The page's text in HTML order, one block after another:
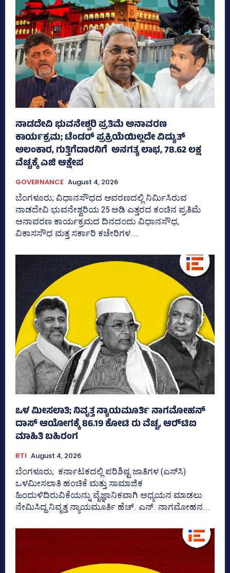
ನಾಡದೇವಿ ಭುವನೇಶ್ವರಿ ಪ್ರತಿಮೆ ಅನಾವರಣ
ಕಾರ್ಯಕ್ರಮ; ಟೆಂಡರ್ ಪ್ರಕ್ರಿಯೆಯಿಲ್ಲದೇ ವಿದ್ಯುತ್‌
ಅಲಂಕಾರ, ಗುತ್ತಿಗೆದಾರನಿಗೆ ಅನಗತ್ಯ ಲಾಭ, 78.62 ಲಕ್ಷ
ವೆಚ್ಚಕ್ಕೆ ಎಜಿ ಆಕ್ಷೇಪ
GOVERNANCE August 4, 2026
ಬೆಂಗಳೂರು; ವಿಧಾನಸೌಧದ ಆವರಣದಲ್ಲಿ ನಿರ್ಮಿಸಿರುವ
ನಾಡದೇವಿ ಭುವನೇಶ್ವರಿಯ 25 ಅಡಿ ಎತ್ತರದ ಕಂಚಿನ ಪ್ರತಿಮೆ
ಅನಾವರಣ ಕಾರ್ಯಕ್ರಮದ ದಿನದಂದು ವಿಧಾನಸೌಧ,
ವಿಕಾಸಸೌಧ ಮತ್ತ ಸರ್ಕಾರಿ ಕಚೇರಿಗಳ...
ಒಳ ಮೀಸಲಾತಿ; ನಿವೃತ್ತ ನ್ಯಾಯಮೂರ್ತಿ ನಾಗಮೋಹನ್
ದಾಸ್ ಆಯೋಗಕ್ಕೆ 86.19 ಕೋಟಿ ರು ವೆಚ್ಚ, ಆರ್‍‌ಟಿಐ
ಮಾಹಿತಿ ಬಹಿರಂಗ
RTI August 4, 2026
ಬೆಂಗಳೂರು; ಕರ್ನಾಟಕದಲ್ಲಿ ಪರಿಶಿಷ್ಟ ಜಾತಿಗಳ (ಎಸ್‌ಸಿ)
ಒಳಮೀಸಲಾತಿ ಹಂಚಿಕೆ ಮತ್ತು ಸಾಮಾಜಿಕ
ಹಿಂದುಳಿದಿರುವಿಕೆಯನ್ನು ವೈಜ್ಞಾನಿಕವಾಗಿ ಅಧ್ಯಯನ ಮಾಡಲು
ನೇಮಿಸಿದ್ದ ನಿವೃತ್ತ ನ್ಯಾಯಮೂರ್ತಿ ಹೆಚ್. ಎನ್. ನಾಗಮೋಹನ...